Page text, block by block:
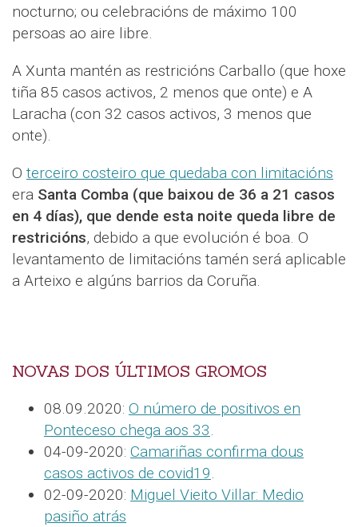
nocturno; ou celebracións de máximo 100
persoas ao aire libre.
A Xunta mantén as restricións Carballo (que hoxe
tiña 85 casos activos, 2 menos que onte) e A
Laracha (con 32 casos activos, 3 menos que
onte).
O terceiro costeiro que quedaba con limitacións
era Santa Comba (que baixou de 36 a 21 casos
en 4 días), que dende esta noite queda libre de
restricións, debido a que evolución é boa. O
levantamento de limitacións tamén será aplicable
a Arteixo e algúns barrios da Coruña.
NOVAS DOS ÚLTIMOS GROMOS
08.09.2020: O número de positivos en
Ponteceso chega aos 33
04-09-2020: Camariñas confirma dous
casos activos de covid19
02-09-2020: Miguel Vieito Villar: Medio
pasiño atrás